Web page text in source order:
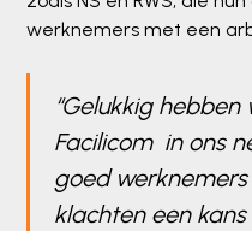
werknemers met een
“Gelukkig
Facilicom in ons
goed
klachten een